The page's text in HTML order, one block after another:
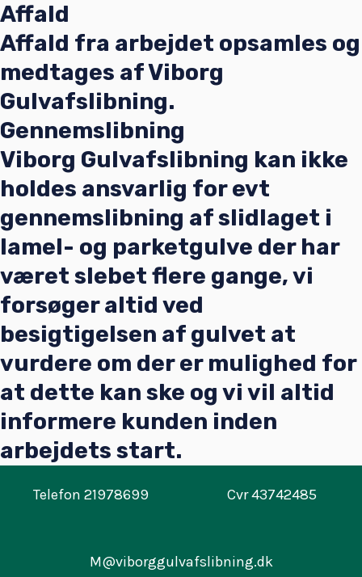
Affald
Affald fra arbejdet opsamles og
medtages af Viborg
Gulvafslibning.
Gennemslibning
Viborg Gulvafslibning kan ikke
holdes ansvarlig for evt
gennemslibning af slidlaget i
lamel- og parketgulve der har
været slebet flere gange, vi
forsøger altid ved
besigtigelsen af gulvet at
vurdere om der er mulighed for
at dette kan ske og vi vil altid
informere kunden inden
arbejdets start.
Telefon 21978699 Cvr 43742485
M@viborggulvafslibning.dk